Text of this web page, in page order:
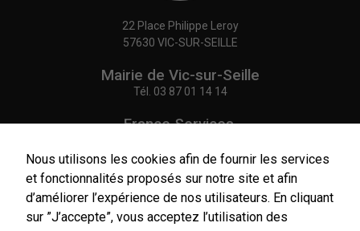
22 Place Philippe Leroy
57630 VIC-SUR-SEILLE
Mairie de Vic-sur-Seille
Tél. 03 87 01 14 14
France Services,
Tél.03 87 86 41 48
NOUS CONTACTER
Nous utilisons les cookies afin de fournir les services
et fonctionnalités proposés sur notre site et afin
d’améliorer l’expérience de nos utilisateurs. En cliquant
sur ”J’accepte”, vous acceptez l’utilisation des
statistiques,
nous utilisons
Nous utilisons
Google
Analytics pour
de nos
Experience
Afin